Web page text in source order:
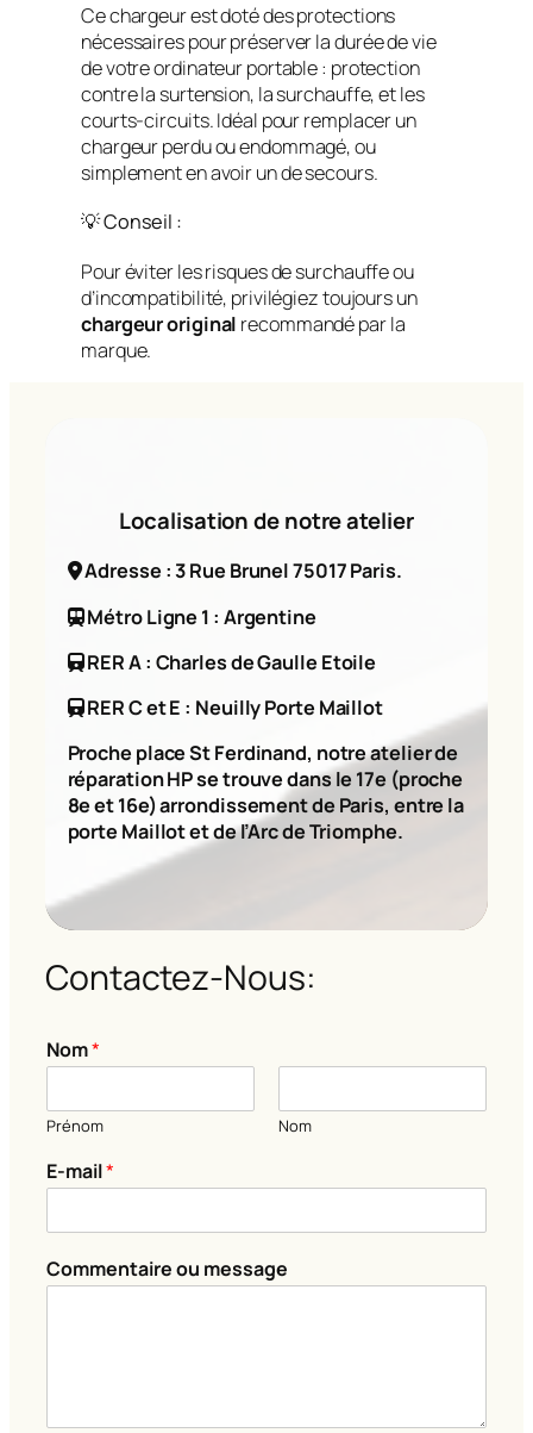
Ce chargeur est doté des protections
nécessaires pour préserver la durée de vie
de votre ordinateur portable : protection
contre la surtension, la surchauffe, et les
courts-circuits. Idéal pour remplacer un
chargeur perdu ou endommagé, ou
simplement en avoir un de secours.
💡 Conseil :
Pour éviter les risques de surchauffe ou
d’incompatibilité, privilégiez toujours un
chargeur original recommandé par la
marque.
Localisation de notre atelier
Adresse : 3 Rue Brunel 75017 Paris.
Métro Ligne 1 : Argentine
RER A : Charles de Gaulle Etoile
RER C et E : Neuilly Porte Maillot
Proche place St Ferdinand, notre atelier de
réparation HP se trouve dans le 17e (proche
8e et 16e) arrondissement de Paris, entre la
porte Maillot et de l’Arc de Triomphe.
Contactez-Nous:
Nom*
Prénom Nom
E-mail*
m
e
*
Commentaire ou message